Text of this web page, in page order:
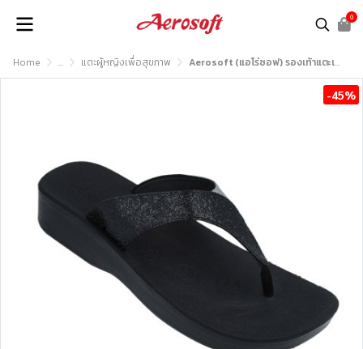
0
Home ... แตะผู้หญิงเพื่อสุขภาพ Aerosoft (แอโร่ซอฟ) รองเท้าแตะเพื่อสุขภาพ รุ่น FW8173
-45%